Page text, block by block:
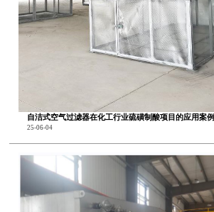
自洁式空气过滤器在化工行业硫磺制酸项目的应用案例
25-06-04